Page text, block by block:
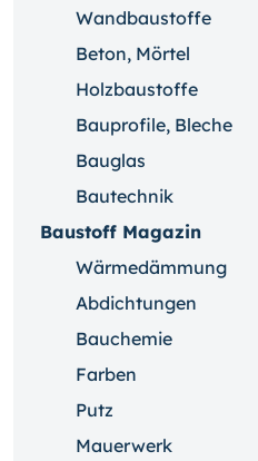
Wandbaustoffe
Beton, Mörtel
Holzbaustoffe
Bauprofile, Bleche
Bauglas
Bautechnik
Baustoff Magazin
Wärmedämmung
Abdichtungen
Bauchemie
Farben
Putz
Mauerwerk